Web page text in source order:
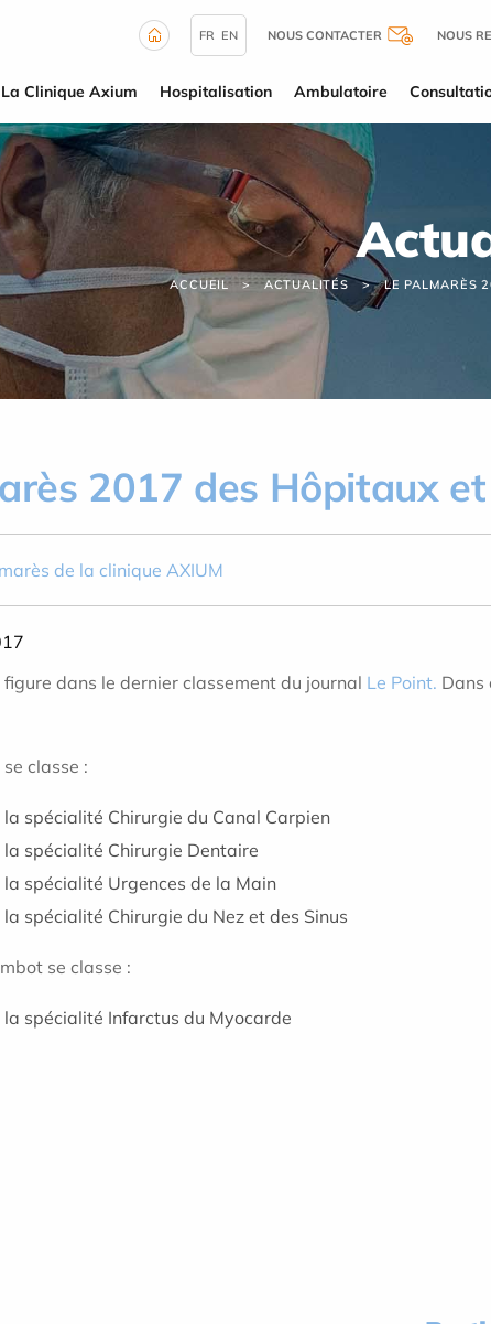
FR EN NOUS CONTACTER NOUS
La Clinique Axium Hospitalisation Ambulatoire
ACCUEIL ACTUALITÉS LE PALMARÈS
2017 des Hôpitaux
de la clinique AXIUM
dans le dernier classement du journal Le Point. Dans
classe :
la spécialité Chirurgie du Canal Carpien
la spécialité Chirurgie Dentaire
la spécialité Urgences de la Main
spécialité Chirurgie du Nez et des Sinus
se classe :
la spécialité Infarctus du Myocarde